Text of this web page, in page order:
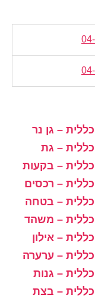
– גן נר
– גת
– בקעות
– רכסים
– בטחה
– משהד
– אילון
– ערערה
– גנות
– בצת